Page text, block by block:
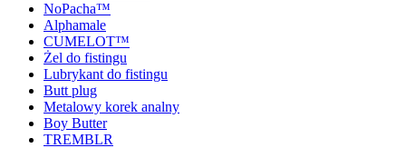
NoPacha™
Alphamale
CUMELOT™
Żel do fistingu
Lubrykant do fistingu
Butt plug
Metalowy korek analny
Boy Butter
TREMBLR